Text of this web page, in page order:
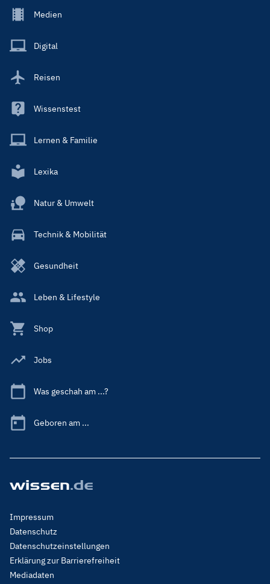
Footer
Main
Medien
Digital
Reisen
Wissenstest
Lernen & Familie
Lexika
Natur & Umwelt
Technik & Mobilität
Gesundheit
Leben & Lifestyle
Shop
Jobs
Was geschah am ...?
Geboren am ...
Footer
Menu
Legal
Impressum
Datenschutz
Datenschutzeinstellungen
Erklärung zur Barrierefreiheit
Mediadaten